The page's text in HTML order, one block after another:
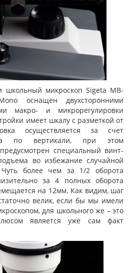
школьный микроскоп Sigeta MB-
оснащен двухсторонними
макро- и микрорегулировки
имеет шкалу с разметкой от
осуществляется за счет
по вертикали, при этом
специальный винт-
во избежание случайной
Чуть более чем за 1/2 оборота
за 4 полных оборота
на 12мм. Как видим, шаг
велик, если бы мы имели
для школьного же – это
является уже сам факт